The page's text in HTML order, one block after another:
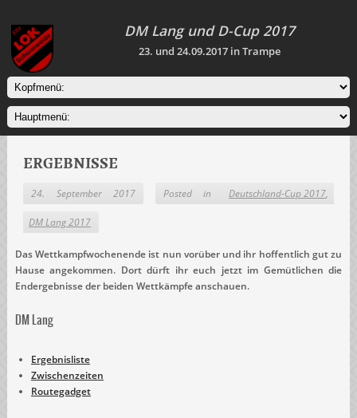
DM Lang und D-Cup 2017
23. und 24.09.2017 in Trampe
ERGEBNISSE
24. September 2017 Posted in Deutschland-Cup 2017,
DM Lang 2017
Das Wettkampfwochenende ist nun vorüber und ihr hoffentlich gut zu
Hause angekommen. Dort dürft ihr euch jetzt im Gemütlichen die
Endergebnisse der beiden Wettkämpfe anschauen.
DM Lang
Ergebnisliste
Zwischenzeiten
Routegadget